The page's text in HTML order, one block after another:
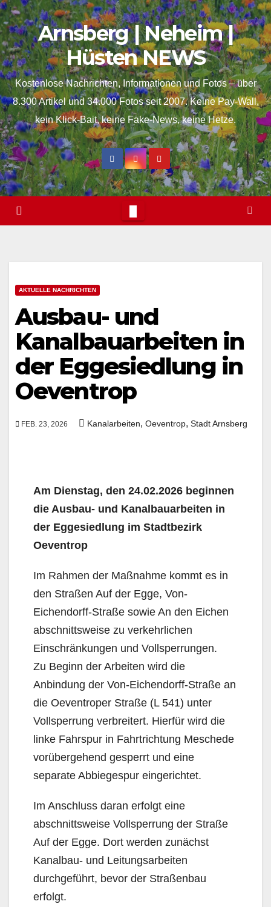
springen
Skip
to
content
Arnsberg | Neheim |
Hüsten NEWS
Kostenlose Nachrichten, Informationen und Fotos – über
8.300 Artikel und 34.000 Fotos seit 2007. Keine Pay-Wall,
kein Klick-Bait, keine Fake-News, keine Hetze.
AKTUELLE NACHRICHTEN
Ausbau- und
Kanalbauarbeiten in
der Eggesiedlung in
Oeventrop
FEB. 23, 2026 Kanalarbeiten, Oeventrop, Stadt Arnsberg
Am Dienstag, den 24.02.2026 beginnen
die Ausbau- und Kanalbauarbeiten in
der Eggesiedlung im Stadtbezirk
Oeventrop
Im Rahmen der Maßnahme kommt es in
den Straßen Auf der Egge, Von-
Eichendorff-Straße sowie An den Eichen
abschnittsweise zu verkehrlichen
Einschränkungen und Vollsperrungen.
Zu Beginn der Arbeiten wird die
Anbindung der Von-Eichendorff-Straße an
die Oeventroper Straße (L 541) unter
Vollsperrung verbreitert. Hierfür wird die
linke Fahrspur in Fahrtrichtung Meschede
vorübergehend gesperrt und eine
separate Abbiegespur eingerichtet.
Im Anschluss daran erfolgt eine
abschnittsweise Vollsperrung der Straße
Auf der Egge. Dort werden zunächst
Kanalbau- und Leitungsarbeiten
durchgeführt, bevor der Straßenbau
erfolgt.